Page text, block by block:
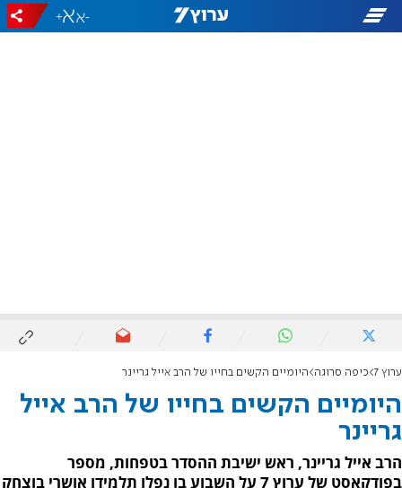
-
+
ערוץ 7 כיפה סרוגה היומיים הקשים בחייו של הרב אייל גריינר
היומיים הקשים בחייו של הרב אייל
גריינר
הרב אייל גריינר, ראש ישיבת ההסדר בטפחות, מספר
בפודקאסט של ערוץ 7 על השבוע בו נפלו תלמידו אושרי בוצחק